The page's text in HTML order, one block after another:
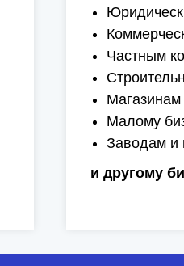
Частным
Магазинам
Малому
Заводам и
и другому